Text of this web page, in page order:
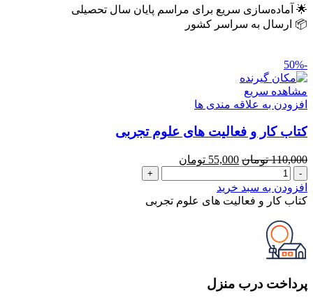
🌟 آماده‌سازی سریع برای مراسم پایان سال تحصیلی
📦 ارسال به سراسر کشور
-50%
مشاهده سریع
افزودن به علاقه مندی ها
کتاب کار و فعالیت های علوم تجربی
110,000 تومان قیمت
بود.
55,000 تومان
فعلی
است.
کتاب
کار
و
های
علوم
تجربی
افزودن به سبد خرید
کتاب کار و فعالیت های علوم تجربی
پرداخت درب منزل